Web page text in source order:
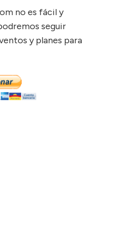
no es fácil y
seguir
y planes para